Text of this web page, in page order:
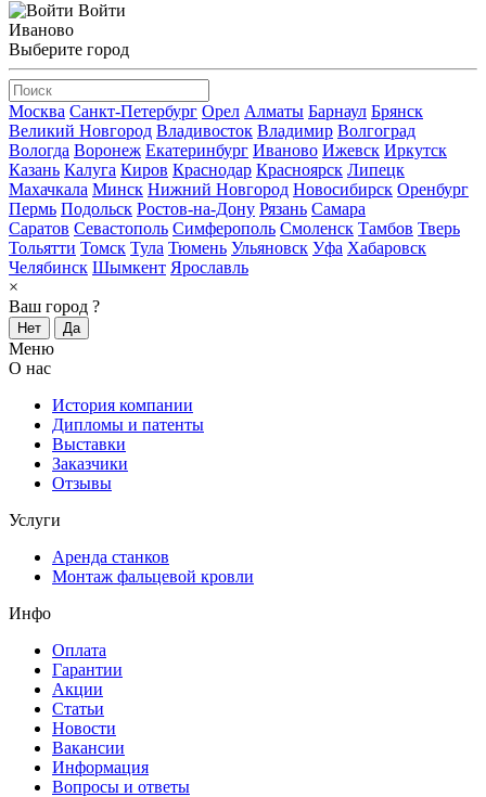
Войти
Иваново
Выберите город
Москва Санкт-Петербург Орел Алматы Барнаул Брянск
Великий Новгород Владивосток Владимир Волгоград
Вологда Воронеж Екатеринбург Иваново Ижевск Иркутск
Казань Калуга Киров Краснодар Красноярск Липецк
Махачкала Минск Нижний Новгород Новосибирск Оренбург
Пермь Подольск Ростов-на-Дону Рязань Самара
Саратов Севастополь Симферополь Смоленск Тамбов Тверь
Тольятти Томск Тула Тюмень Ульяновск Уфа Хабаровск
Челябинск Шымкент Ярославль
×
Ваш город ?
Нет Да
Меню
О нас
История компании
Дипломы и патенты
Выставки
Заказчики
Отзывы
Услуги
Аренда станков
Монтаж фальцевой кровли
Инфо
Оплата
Гарантии
Акции
Статьи
Новости
Вакансии
Информация
Вопросы и ответы